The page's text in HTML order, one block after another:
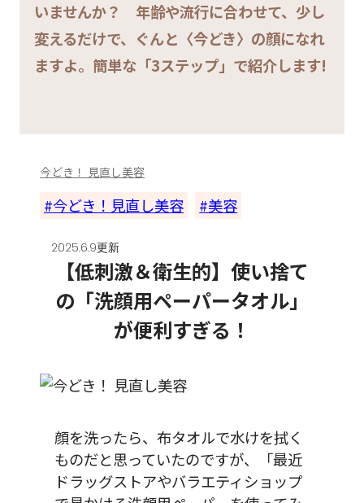
いませんか？ 年齢や流行に合わせて、少し
変えるだけで、ぐんと〈今どき〉の顔になれ
ますよ。簡単な「3ステップ」で紹介します!
今どき！ 見直し美容
今どき！見直し美容 美容
2025.6.9更新
【低刺激＆衛生的】使い捨て
の「洗顔用ペーパータオル」
が便利すぎる！
顔を洗ったら、布タオルで水けを拭く
ものだと思っていたのですが、「最近
ドラッグストアやバラエティショップ